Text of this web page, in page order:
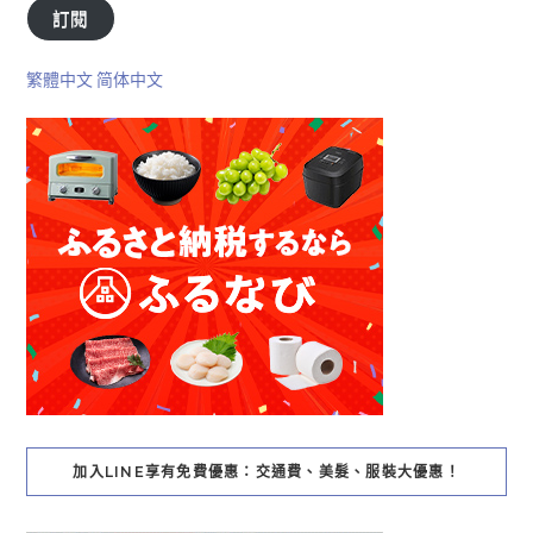
訂閱
繁體中文 简体中文
加入LINE享有免費優惠：交通費、美髮、服裝大優惠！